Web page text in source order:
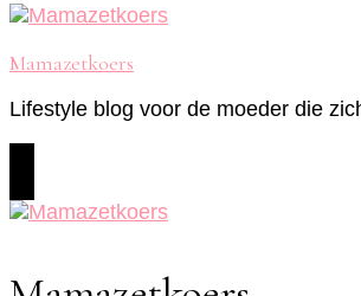
Mamazetkoers
Lifestyle blog voor de moeder die